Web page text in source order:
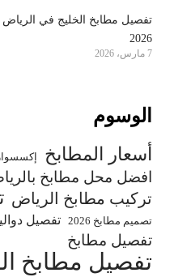
تفصيل مطابخ الخليج في الرياض
2026
7 مارس، 2026
الوسوم
أسعار المطابخ
افضل محل مطابخ
تركيب مطابخ الرياض
تصميم مطابخ 2026 تفصيل
تفصيل مطابخ
تفصيل مطابخ